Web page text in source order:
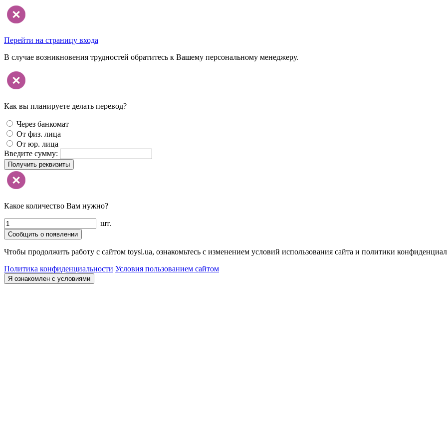
Перейти на страницу входа
В случае возникновения трудностей обратитесь к Вашему персональному менеджеру.
Как вы планируете делать перевод?
Через банкомат
От физ. лица
От юр. лица
Введите сумму:
Получить реквизиты
Какое количество Вам нужно?
шт.
Сообщить о появлении
Чтобы продолжить работу с сайтом toysi.ua, ознакомьтесь с изменением условий использования сайта и политики
Политика конфиденциальности Условия пользованием сайтом
Я ознакомлен с условиями